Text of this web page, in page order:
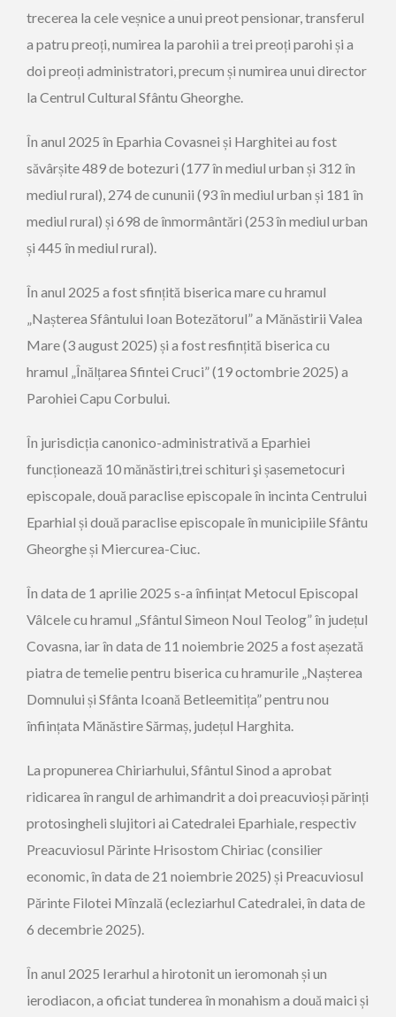
trecerea la cele veșnice a unui preot pensionar, transferul
a patru preoți, numirea la parohii a trei preoți parohi și a
doi preoți administratori, precum și numirea unui director
la Centrul Cultural Sfântu Gheorghe.
În anul 2025 în Eparhia Covasnei și Harghitei au fost
săvârșite 489 de botezuri (177 în mediul urban și 312 în
mediul rural), 274 de cununii (93 în mediul urban și 181 în
mediul rural) și 698 de înmormântări (253 în mediul urban
și 445 în mediul rural).
În anul 2025 a fost sfințită biserica mare cu hramul
„Nașterea Sfântului Ioan Botezătorul” a Mănăstirii Valea
Mare (3 august 2025) și a fost resfințită biserica cu
hramul „Înălțarea Sfintei Cruci” (19 octombrie 2025) a
Parohiei Capu Corbului.
În jurisdicția canonico-administrativă a Eparhiei
funcționează 10 mănăstiri,trei schituri şi șasemetocuri
episcopale, două paraclise episcopale în incinta Centrului
Eparhial și două paraclise episcopale în municipiile Sfântu
Gheorghe și Miercurea-Ciuc.
În data de 1 aprilie 2025 s-a înființat Metocul Episcopal
Vâlcele cu hramul „Sfântul Simeon Noul Teolog” în județul
Covasna, iar în data de 11 noiembrie 2025 a fost așezată
piatra de temelie pentru biserica cu hramurile „Nașterea
Domnului și Sfânta Icoană Betleemitița” pentru nou
înființata Mănăstire Sărmaș, județul Harghita.
La propunerea Chiriarhului, Sfântul Sinod a aprobat
ridicarea în rangul de arhimandrit a doi preacuvioși părinți
protosingheli slujitori ai Catedralei Eparhiale, respectiv
Preacuviosul Părinte Hrisostom Chiriac (consilier
economic, în data de 21 noiembrie 2025) și Preacuviosul
Părinte Filotei Mînzală (ecleziarhul Catedralei, în data de
6 decembrie 2025).
În anul 2025 Ierarhul a hirotonit un ieromonah și un
ierodiacon, a oficiat tunderea în monahism a două maici și